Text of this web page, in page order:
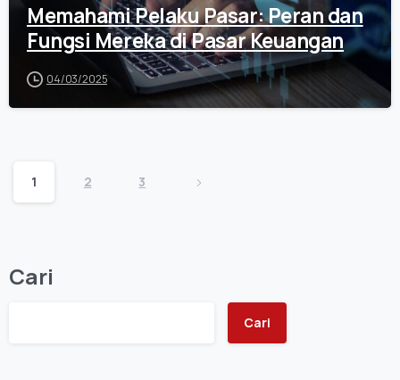
Memahami Pelaku Pasar: Peran dan
Fungsi Mereka di Pasar Keuangan
04/03/2025
1 2 3
Cari
Cari